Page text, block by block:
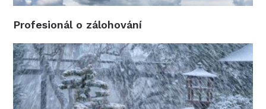
Profesionál o zálohování